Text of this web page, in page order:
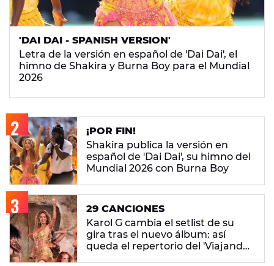
'DAI DAI - SPANISH VERSION'
Letra de la versión en español de 'Dai Dai', el
himno de Shakira y Burna Boy para el Mundial
2026
¡POR FIN!
Shakira publica la versión en
español de 'Dai Dai', su himno del
Mundial 2026 con Burna Boy
29 CANCIONES
Karol G cambia el setlist de su
gira tras el nuevo álbum: así
queda el repertorio del 'Viajando